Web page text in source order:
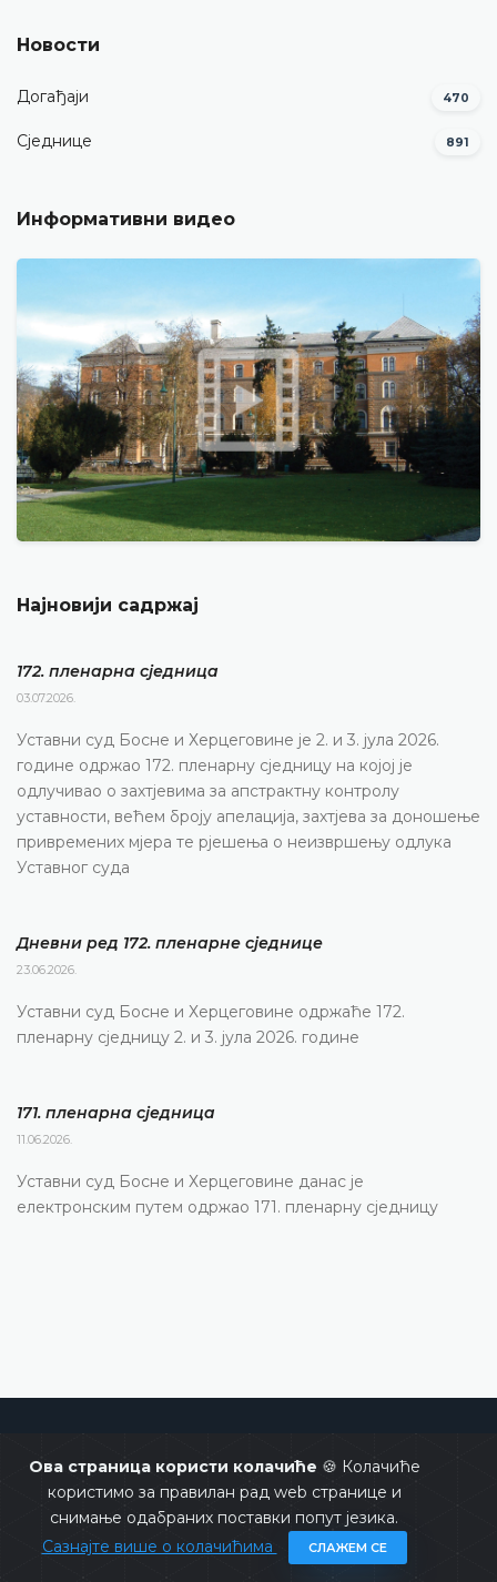
Ова страница користи колачиће 🍪 Колачиће
користимо за правилан рад web странице и
снимање одабраних поставки попут језика.
Сазнајте више о колачићима
СЛАЖЕМ СЕ
Новости
Догађаји 470
Сједнице 891
Информативни видео
Најновији садржај
172. пленарна сједницa
03.07.2026.
Уставни суд Босне и Херцеговине је 2. и 3. јула 2026.
године одржао 172. пленарну сједницу на којој је
одлучивао о захтјевима за апстрактну контролу
уставности, већем броју апелација, захтјева за доношење
привремених мјера те рјешења о неизвршењу одлука
Уставног суда
Дневни ред 172. пленарне сједнице
23.06.2026.
Уставни суд Босне и Херцеговине одржаће 172.
пленарну сједницу 2. и 3. јула 2026. године
171. пленарна сједницa
11.06.2026.
Уставни суд Босне и Херцеговине данас је
електронским путем одржао 171. пленарну сједницу
Copyrights @ 2026Уставни суд БиХСва права задржана.